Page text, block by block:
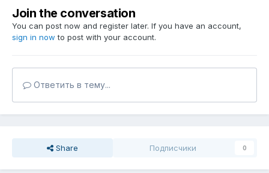
Join the conversation
You can post now and register later. If you have an account,
sign in now to post with your account.
Ответить в тему...
Share Подписчики 0